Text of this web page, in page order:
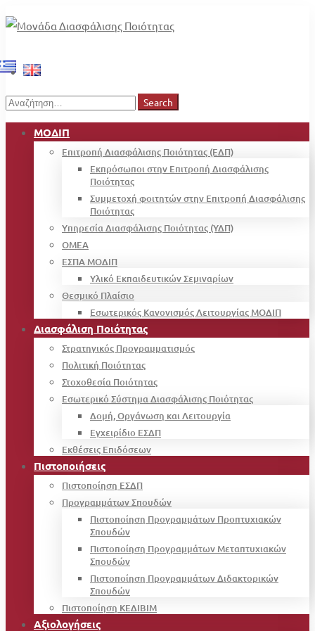
Search
for:
Search
ΜΟΔΙΠ
Επιτροπή Διασφάλισης Ποιότητας (ΕΔΠ)
Εκπρόσωποι στην Επιτροπή Διασφάλισης
Ποιότητας
Συμμετοχή φοιτητών στην Επιτροπή Διασφάλισης
Ποιότητας
Υπηρεσία Διασφάλισης Ποιότητας (ΥΔΠ)
OMEA
ΕΣΠΑ ΜΟΔΙΠ
Υλικό Εκπαιδευτικών Σεμιναρίων
Θεσμικό Πλαίσιο
Εσωτερικός Κανονισμός Λειτουργίας ΜΟΔΙΠ
Διασφάλιση Ποιότητας
Στρατηγικός Προγραμματισμός
Πολιτική Ποιότητας
Στοχοθεσία Ποιότητας
Εσωτερικό Σύστημα Διασφάλισης Ποιότητας
Δομή, Οργάνωση και Λειτουργία
Εγχειρίδιο ΕΣΔΠ
Εκθέσεις Επιδόσεων
Πιστοποιήσεις
Πιστοποίηση ΕΣΔΠ
Προγραμμάτων Σπουδών
Πιστοποίηση Προγραμμάτων Προπτυχιακών
Σπουδών
Πιστοποίηση Προγραμμάτων Μεταπτυχιακών
Σπουδών
Πιστοποίηση Προγραμμάτων Διδακτορικών
Σπουδών
Πιστοποίηση ΚΕΔΙΒΙΜ
Αξιολογήσεις